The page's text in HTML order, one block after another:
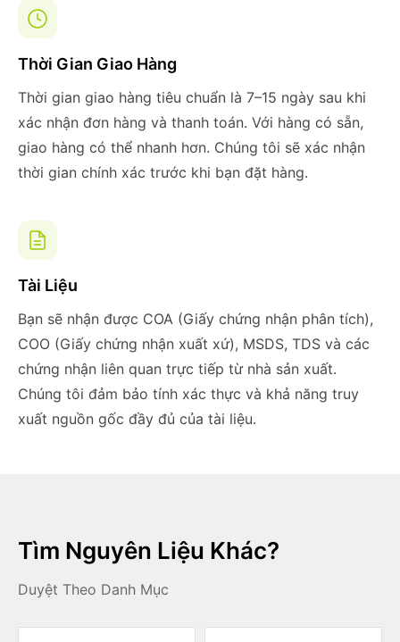
Thời Gian Giao Hàng
Thời gian giao hàng tiêu chuẩn là 7–15 ngày sau khi
xác nhận đơn hàng và thanh toán. Với hàng có sẵn,
giao hàng có thể nhanh hơn. Chúng tôi sẽ xác nhận
thời gian chính xác trước khi bạn đặt hàng.
Tài Liệu
Bạn sẽ nhận được COA (Giấy chứng nhận phân tích),
COO (Giấy chứng nhận xuất xứ), MSDS, TDS và các
chứng nhận liên quan trực tiếp từ nhà sản xuất.
Chúng tôi đảm bảo tính xác thực và khả năng truy
xuất nguồn gốc đầy đủ của tài liệu.
Tìm Nguyên Liệu Khác?
Duyệt Theo Danh Mục